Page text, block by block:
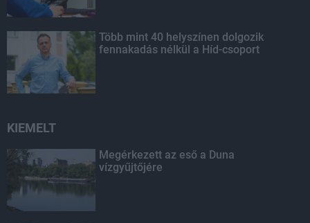
Több mint 40 helyszínen dolgozik
fennakadás nélkül a Híd-csoport
KIEMELT
Megérkezett az eső a Duna
vízgyűjtőjére